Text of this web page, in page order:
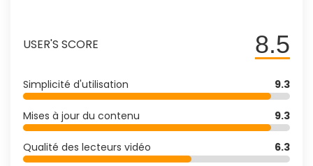
8.5
USER'S SCORE
Simplicité d'utilisation 9.3
Mises à jour du contenu 9.3
Qualité des lecteurs vidéo 6.3